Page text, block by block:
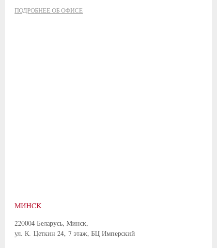
ПОДРОБНЕЕ ОБ ОФИСЕ
МИНСK
220004 Беларусь, Минск,
ул. К. Цеткин 24, 7 этаж, БЦ Имперский